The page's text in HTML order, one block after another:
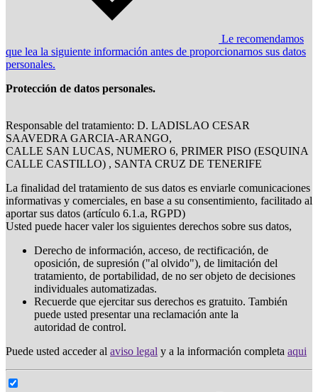
Le recomendamos
que lea la siguiente información antes de proporcionarnos sus datos
personales.
Protección de datos personales.
Responsable del tratamiento: D. LADISLAO CESAR
SAAVEDRA GARCIA-ARANGO,
CALLE SAN LUCAS, NUMERO 6, PRIMER PISO (ESQUINA
CALLE CASTILLO) , SANTA CRUZ DE TENERIFE
La finalidad del tratamiento de sus datos es enviarle comunicaciones
informativas y comerciales, en base a su consentimiento, facilitado al
aportar sus datos (artículo 6.1.a, RGPD)
Usted puede hacer valer los siguientes derechos sobre sus datos,
Derecho de información, acceso, de rectificación, de
oposición, de supresión ("al olvido"), de limitación del
tratamiento, de portabilidad, de no ser objeto de decisiones
individuales automatizadas.
Recuerde que ejercitar sus derechos es gratuito. También
puede usted presentar una reclamación ante la
autoridad de control.
Puede usted acceder al aviso legal y a la información completa aqui